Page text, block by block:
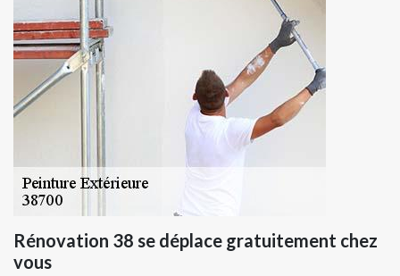
Rénovation 38 se déplace gratuitement chez
vous